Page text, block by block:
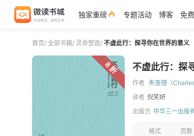
独家重磅 专题活动 博客 免
首页/ 全部书籍/ 灵命塑造/ 不虚此行：探寻你在世界的意义
8 折 不虚此行：探
作者 朱查理（
译者 倪笑妍
出版方 中华三一出版
格式 页数